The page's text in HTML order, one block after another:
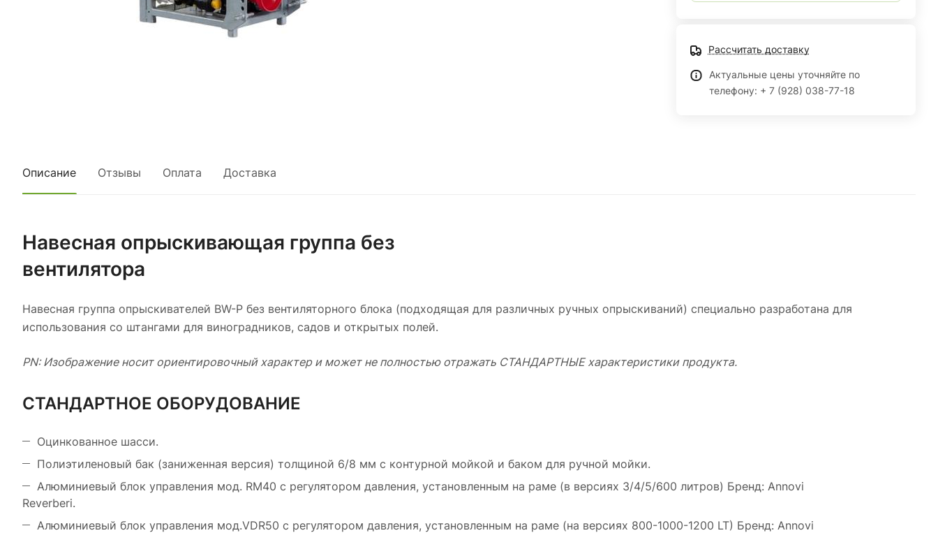
Рассчитать доставку
Актуальные цены уточняйте по
телефону: + 7 (928) 038-77-18
Описание Отзывы Оплата Доставка
Навесная опрыскивающая группа без
вентилятора
Навесная группа опрыскивателей BW-P без вентиляторного блока (подходящая для различных ручных опрыскиваний) специально разработана для
использования со штангами для виноградников, садов и открытых полей.
PN: Изображение носит ориентировочный характер и может не полностью отражать СТАНДАРТНЫЕ характеристики продукта.
СТАНДАРТНОЕ ОБОРУДОВАНИЕ
Оцинкованное шасси.
Полиэтиленовый бак (заниженная версия) толщиной 6/8 мм с контурной мойкой и баком для ручной мойки.
Алюминиевый блок управления мод. RM40 с регулятором давления, установленным на раме (в версиях 3/4/5/600 литров) Бренд: Annovi
Reverberi.
Алюминиевый блок управления мод.VDR50 с регулятором давления, установленным на раме (на версиях 800-1000-1200 LT) Бренд: Annovi